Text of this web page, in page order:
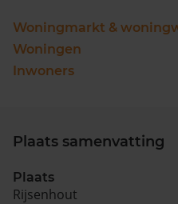
Zoek een woning
Woningmarkt &
Woningen
Inwoners
Plaats samenvatting
Plaats
Rijsenhout